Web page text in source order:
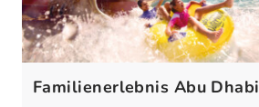
Familienerlebnis Abu Dhabi